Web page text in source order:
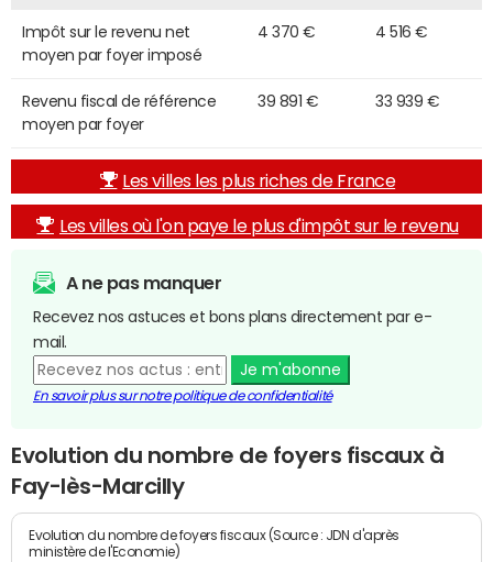
Impôt sur le revenu net
moyen par foyer imposé
4 370 € 4 516 €
Revenu fiscal de référence
moyen par foyer
39 891 € 33 939 €
Les villes les plus riches de France
Les villes où l'on paye le plus d'impôt sur le revenu
A ne pas manquer
Recevez nos astuces et bons plans directement par e-
mail.
Je m'abonne
En savoir plus sur notre politique de confidentialité
Evolution du nombre de foyers fiscaux à
Fay-lès-Marcilly
Evolution du nombre de foyers fiscaux (Source : JDN d'après
ministère de l'Economie)